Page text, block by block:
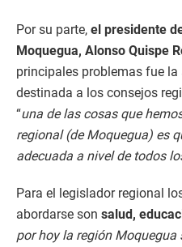
Por su parte, el presidente
Moquegua, Alonso Quispe
principales problemas fue
destinada a los consejos
“una de las cosas que
regional (de Moquegua) es
adecuada a nivel de todos
Para el legislador regional
abordarse son salud,
por hoy la región Moquegua